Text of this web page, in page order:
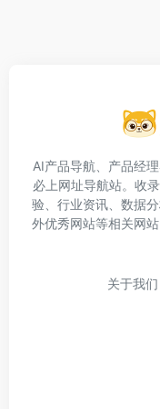
AI产品导航、产品经
必上网址导航站。收
验、行业资讯、数据
外优秀网站等相关网
关于我们